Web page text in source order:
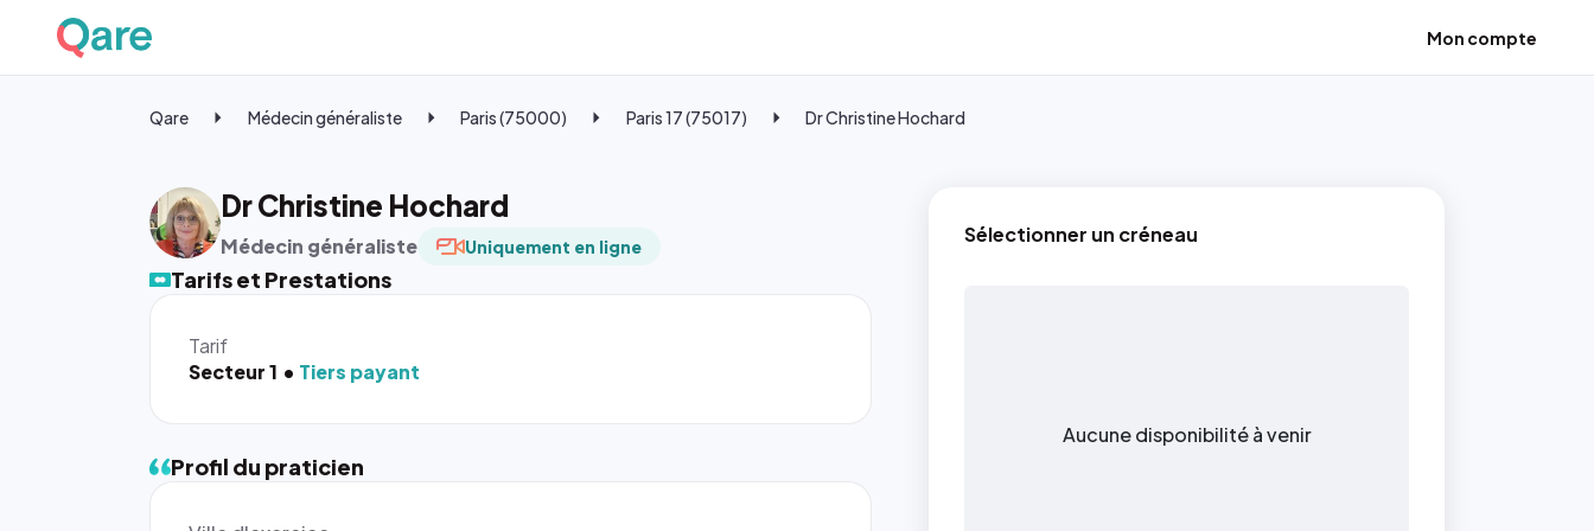
Mon compte
Qare Médecin généraliste Paris (75000) Paris 17 (75017) Dr Christine Hochard
Dr Christine Hochard
Médecin généraliste Uniquement en ligne
Tarifs et Prestations
Tarif
Secteur 1
Tiers payant
Sélectionner un créneau
Aucune disponibilité à venir
Profil du praticien